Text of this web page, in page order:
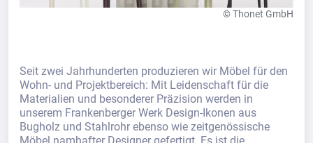
© Thonet GmbH
Seit zwei Jahrhunderten produzieren wir Möbel für den
Wohn- und Projektbereich: Mit Leidenschaft für die
Materialien und besonderer Präzision werden in
unserem Frankenberger Werk Design-Ikonen aus
Bugholz und Stahlrohr ebenso wie zeitgenössische